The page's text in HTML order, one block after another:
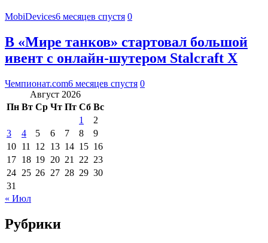
MobiDevices6 месяцев спустя 0
В «Мире танков» стартовал большой
ивент с онлайн-шутером Stalcraft X
Чемпионат.com6 месяцев спустя 0
Август 2026
Пн Вт Ср Чт Пт Сб Вс
1
2
3
4 5 6 7 8
9
10 11 12 13 14 15 16
17 18 19 20 21 22 23
24 25 26 27 28 29 30
31
« Июл
Рубрики